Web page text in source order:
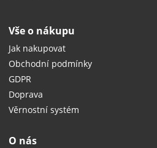
Vše o nákupu
Jak nakupovat
Obchodní podmínky
GDPR
Doprava
Věrnostní systém
O nás